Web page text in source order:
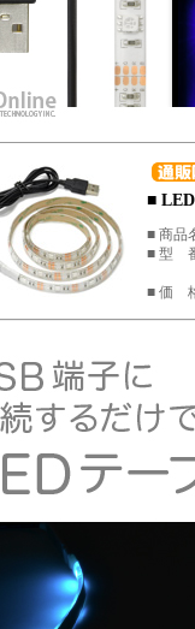
■
■ 商品
■ 型
■ 価